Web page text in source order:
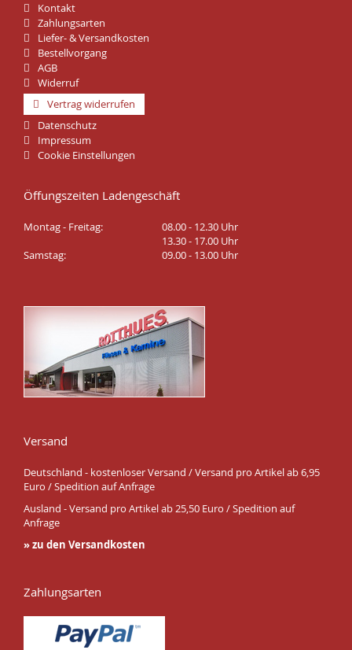
Kontakt
Zahlungsarten
Liefer- & Versandkosten
Bestellvorgang
AGB
Widerruf
Vertrag widerrufen
Datenschutz
Impressum
Cookie Einstellungen
Öffungszeiten Ladengeschäft
Montag - Freitag:
08.00 - 12.30 Uhr
13.30 - 17.00 Uhr
Samstag:
09.00 - 13.00 Uhr
Versand
Deutschland - kostenloser Versand / Versand pro Artikel ab 6,95
Euro / Spedition auf Anfrage
Ausland - Versand pro Artikel ab 25,50 Euro / Spedition auf
Anfrage
» zu den Versandkosten
Zahlungsarten